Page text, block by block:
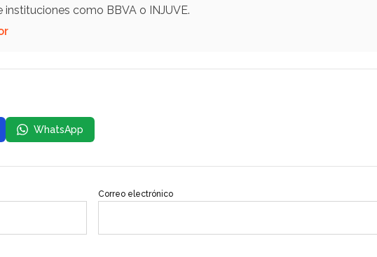
como BBVA o INJUVE.
WhatsApp
Correo electrónico